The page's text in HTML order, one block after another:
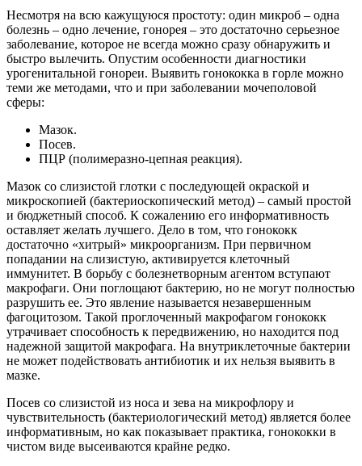
Несмотря на всю кажущуюся простоту: один микроб – одна
болезнь – одно лечение, гонорея – это достаточно серьезное
заболевание, которое не всегда можно сразу обнаружить и
быстро вылечить. Опустим особенности диагностики
урогенитальной гонореи. Выявить гонококка в горле можно
теми же методами, что и при заболевании мочеполовой
сферы:
Мазок.
Посев.
ПЦР (полимеразно-цепная реакция).
Мазок со слизистой глотки с последующей окраской и
микроскопией (бактериоскопический метод) – самый простой
и бюджетный способ. К сожалению его информативность
оставляет желать лучшего. Дело в том, что гонококк
достаточно «хитрый» микроорганизм. При первичном
попадании на слизистую, активируется клеточный
иммунитет. В борьбу с болезнетворным агентом вступают
макрофаги. Они поглощают бактерию, но не могут полностью
разрушить ее. Это явление называется незавершенным
фагоцитозом. Такой проглоченный макрофагом гонококк
утрачивает способность к передвижению, но находится под
надежной защитой макрофага. На внутриклеточные бактерии
не может подействовать антибиотик и их нельзя выявить в
мазке.
Посев со слизистой из носа и зева на микрофлору и
чувствительность (бактериологический метод) является более
информативным, но как показывает практика, гонококки в
чистом виде высеиваются крайне редко.